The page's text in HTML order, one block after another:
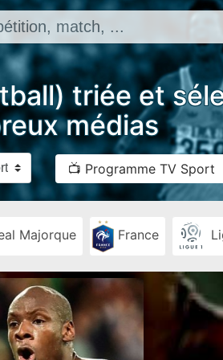
triée et
médias
📺 Programme TV Sport
Majorque France